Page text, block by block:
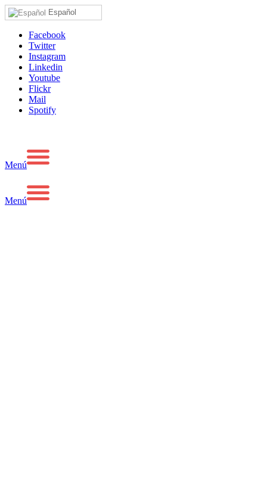
Español
Facebook
Twitter
Instagram
Linkedin
Youtube
Flickr
Mail
Spotify
Menú
Menú